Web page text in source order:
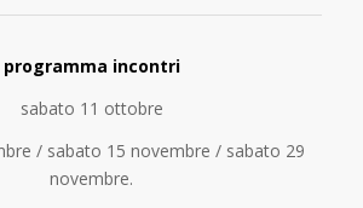
programma incontri
sabato 11 ottobre
/ sabato 15 novembre / sabato 29
novembre.